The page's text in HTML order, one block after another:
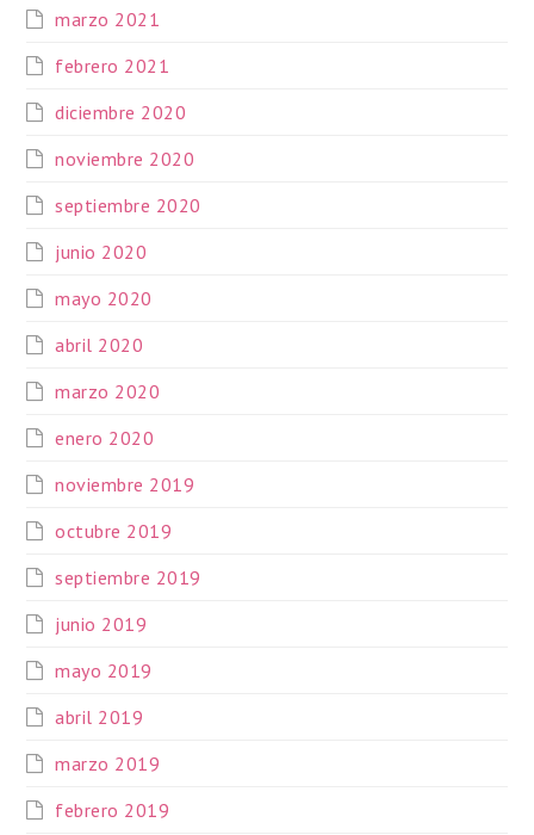
marzo 2021
febrero 2021
diciembre 2020
noviembre 2020
septiembre 2020
junio 2020
mayo 2020
abril 2020
marzo 2020
enero 2020
noviembre 2019
octubre 2019
septiembre 2019
junio 2019
mayo 2019
abril 2019
marzo 2019
febrero 2019